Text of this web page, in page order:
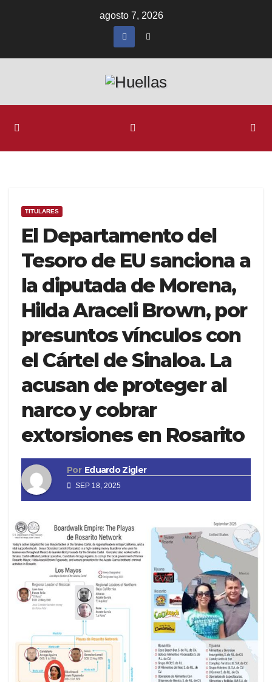
agosto 7, 2026
TITULARES
El Departamento del
Tesoro de EU sanciona a
la diputada de Morena,
Hilda Araceli Brown, por
presuntos vínculos con
el Cártel de Sinaloa. La
acusan de proteger al
narco y cobrar
extorsiones en Rosarito
Por Eduardo Zigler
SEP 18, 2025